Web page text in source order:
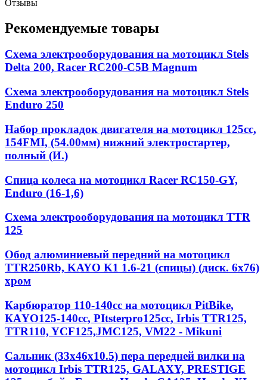
Отзывы
Рекомендуемые товары
Схема электрооборудования на мотоцикл Stels
Delta 200, Racer RC200-C5B Magnum
Схема электрооборудования на мотоцикл Stels
Enduro 250
Набор прокладок двигателя на мотоцикл 125cc,
154FMI, (54.00мм) нижний электростартер,
полный (И.)
Спица колеса на мотоцикл Racer RC150-GY,
Enduro (16-1,6)
Схема электрооборудования на мотоцикл TTR
125
Обод алюминиевый передний на мотоцикл
TTR250Rb, KAYO K1 1.6-21 (спицы) (диск. 6x76)
хром
Карбюратор 110-140cc на мотоцикл PitBike,
КАYО125-140сс, РItstеrрrо125сс, Irbis TTR125,
TTR110, YCF125,JMC125, VM22 - Mikuni
Сальник (33х46х10.5) пера передней вилки на
мотоцикл Irbis TTR125, GALAXY, PRESTIGE